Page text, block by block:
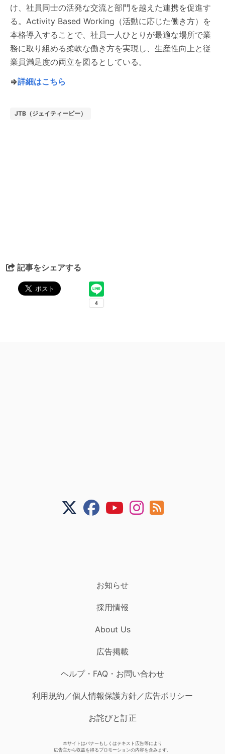
け、社員同士の活発な交流と部門を越えた連携を促進す
る。Activity Based Working（活動に応じた働き方）を
本格導入することで、社員一人ひとりが最適な場所で業
務に取り組める柔軟な働き方を実現し、生産性向上と従
業員満足度の両立を図るとしている。
⇒詳細はこちら
JTB（ジェイティービー）
記事をシェアする
お知らせ
採用情報
About Us
広告掲載
ヘルプ・FAQ・お問い合わせ
利用規約／個人情報保護方針／広告ポリシー
お詫びと訂正
本サイトはバナーもしくはテキスト広告等により
広告主から収益を得るプロモーションの内容を含みます。